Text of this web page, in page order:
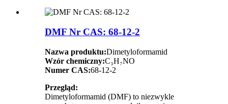
DMF Nr CAS: 68-12-2
Nazwa produktu:Dimetyloformamid
Wzór chemiczny:C₃H₇NO
Numer CAS:68-12-2
Przegląd:
Dimetyloformamid (DMF) to niezwykle